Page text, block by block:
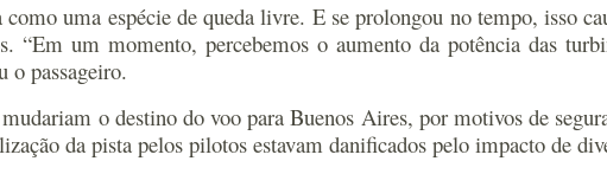
uma espécie de queda livre. E se prolongou no tempo, isso
“Em um momento, percebemos o aumento da potência das
o passageiro.
o destino do voo para Buenos Aires, por motivos de
da pista pelos pilotos estavam danificados pelo impacto de